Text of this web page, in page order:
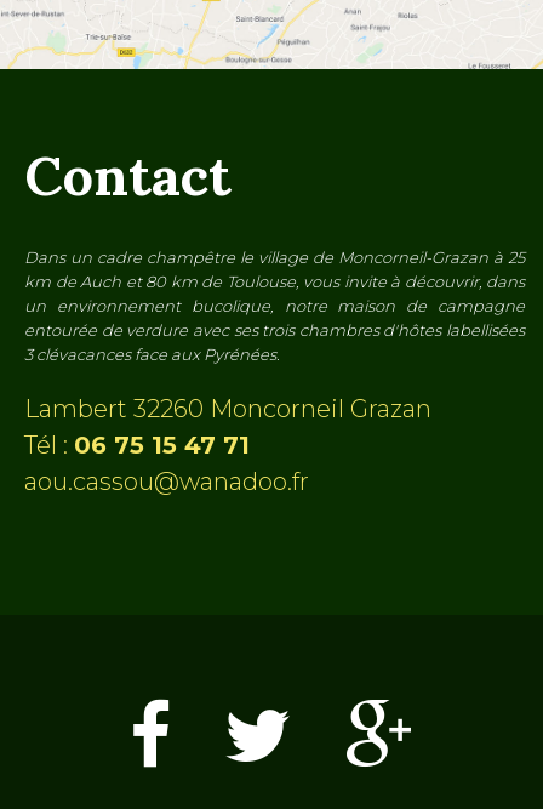
Contact
Dans un cadre champêtre le village de Moncorneil-Grazan à 25
km de Auch et 80 km de Toulouse, vous invite à découvrir, dans
un environnement bucolique, notre maison de campagne
entourée de verdure avec ses trois chambres d'hôtes labellisées
3 clévacances face aux Pyrénées.
Lambert 32260 Moncorneil Grazan
Tél : 06 75 15 47 71
aou.cassou@wanadoo.fr